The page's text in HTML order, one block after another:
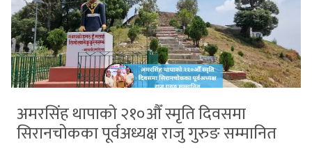
अमरसिंह थापाको २१०औँ स्मृति दिवसमा
सिरानचोकका पूर्वअध्यक्ष राजु गुरुङ सम्मानित